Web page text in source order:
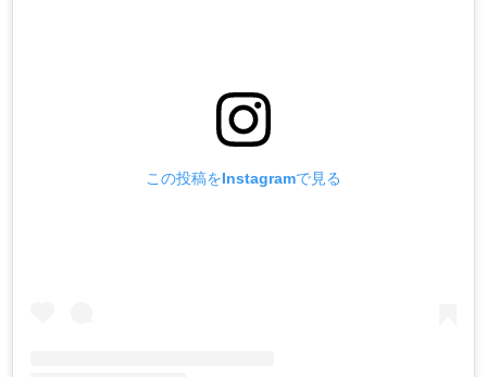
この投稿をInstagramで見る